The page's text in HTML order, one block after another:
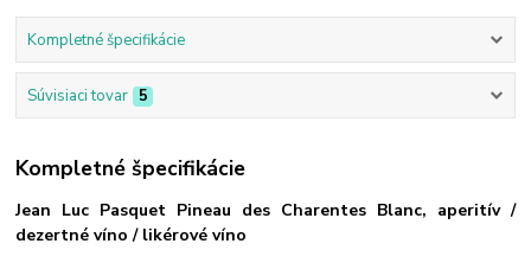
Kompletné špecifikácie
Súvisiaci tovar 5
Kompletné špecifikácie
Jean Luc Pasquet Pineau des Charentes Blanc, aperitív /
dezertné víno / likérové víno